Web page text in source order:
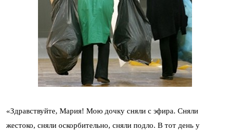
«Здравствуйте, Мария! Мою дочку сняли с эфира. Сняли
жестоко, сняли оскорбительно, сняли подло. В тот день у